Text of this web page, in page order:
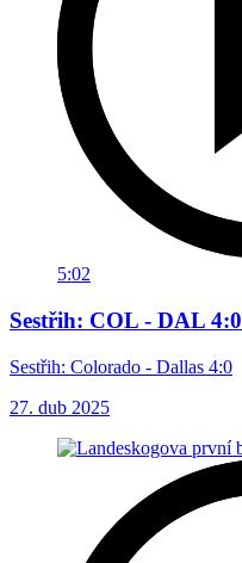
5:02
Sestřih: COL - DAL 4:0
Sestřih: Colorado - Dallas 4:0
27. dub 2025